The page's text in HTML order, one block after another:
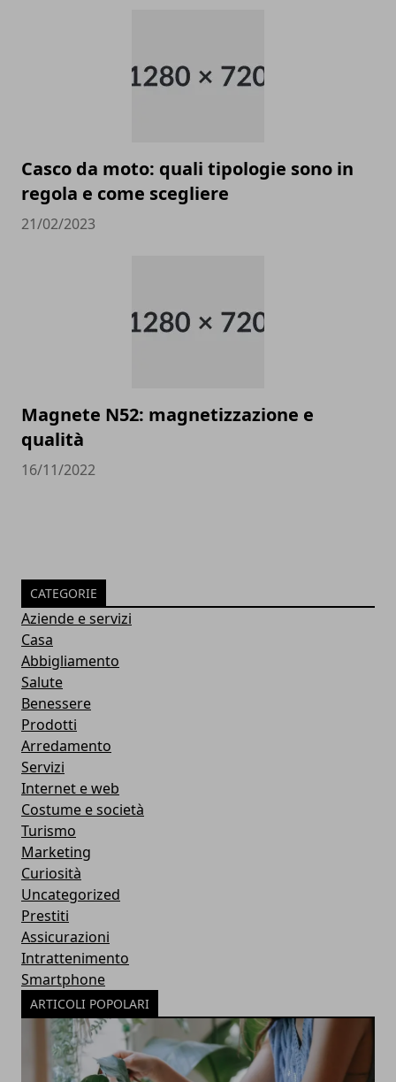
Casco da moto: quali tipologie sono in
regola e come scegliere
21/02/2023
Magnete N52: magnetizzazione e
qualità
16/11/2022
CATEGORIE
Aziende e servizi
Casa
Abbigliamento
Salute
Benessere
Prodotti
Arredamento
Servizi
Internet e web
Costume e società
Turismo
Marketing
Curiosità
Uncategorized
Prestiti
Assicurazioni
Intrattenimento
Smartphone
ARTICOLI POPOLARI